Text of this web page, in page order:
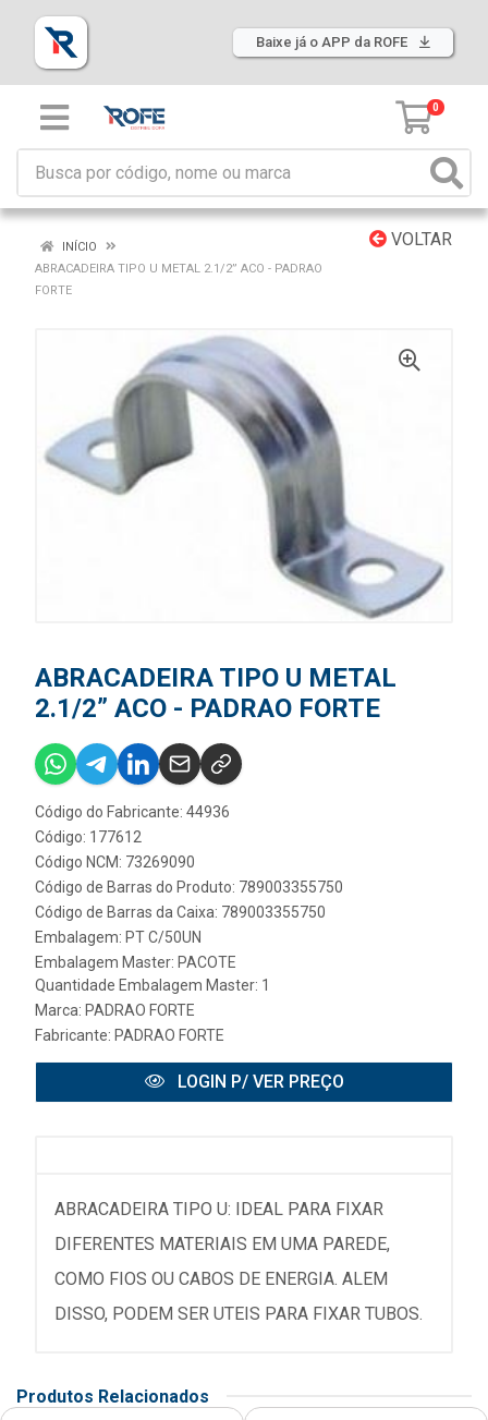
Baixe já o APP da ROFE
0
VOLTAR
INÍCIO
ABRACADEIRA TIPO U METAL 2.1/2” ACO - PADRAO
FORTE
ABRACADEIRA TIPO U METAL
2.1/2” ACO - PADRAO FORTE
Código do Fabricante: 44936
Código: 177612
Código NCM: 73269090
Código de Barras do Produto: 789003355750
Código de Barras da Caixa: 789003355750
Embalagem: PT C/50UN
Embalagem Master: PACOTE
Quantidade Embalagem Master: 1
Marca: PADRAO FORTE
Fabricante: PADRAO FORTE
LOGIN P/ VER PREÇO
ABRACADEIRA TIPO U: IDEAL PARA FIXAR
DIFERENTES MATERIAIS EM UMA PAREDE,
COMO FIOS OU CABOS DE ENERGIA. ALEM
DISSO, PODEM SER UTEIS PARA FIXAR TUBOS.
Produtos Relacionados